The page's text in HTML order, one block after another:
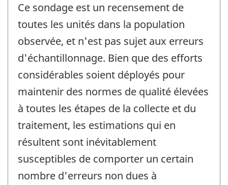
Ce sondage est un recensement de
toutes les unités dans la population
observée, et n'est pas sujet aux erreurs
d'échantillonnage. Bien que des efforts
considérables soient déployés pour
maintenir des normes de qualité élevées
à toutes les étapes de la collecte et du
traitement, les estimations qui en
résultent sont inévitablement
susceptibles de comporter un certain
nombre d'erreurs non dues à